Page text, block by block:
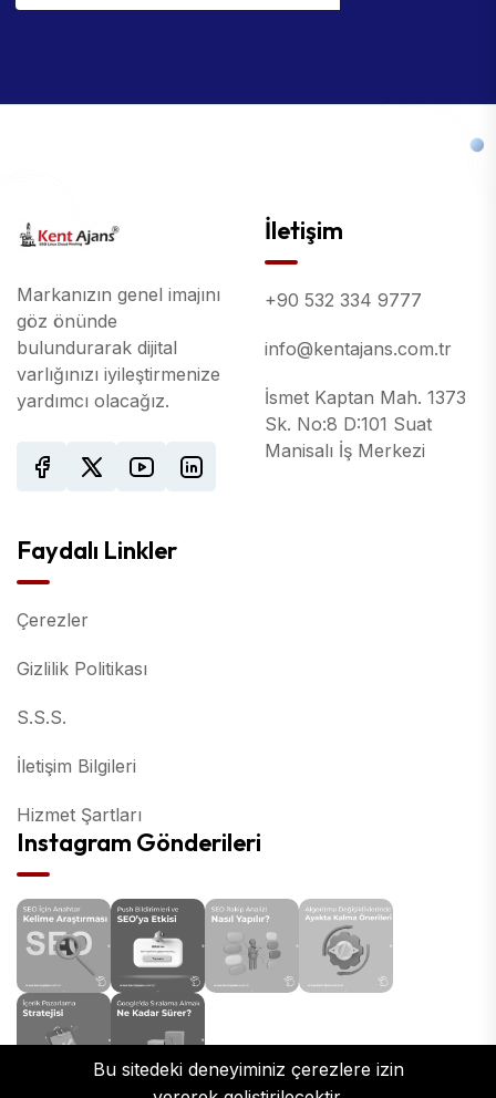
Markanızın genel imajını
göz önünde
bulundurarak dijital
varlığınızı iyileştirmenize
yardımcı olacağız.
İletişim
+90 532 334 9777
info@kentajans.com.tr
İsmet Kaptan Mah. 1373
Sk. No:8 D:101 Suat
Manisalı İş Merkezi
Faydalı Linkler
Çerezler
Gizlilik Politikası
S.S.S.
İletişim Bilgileri
Hizmet Şartları
Instagram Gönderileri
Bu sitedeki deneyiminiz çerezlere izin